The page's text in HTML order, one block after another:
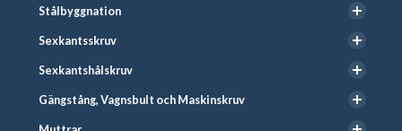
Stålbyggnation
Sexkantsskruv
Sexkantshålskruv
Gängstång, Vagnsbult och Maskinskruv